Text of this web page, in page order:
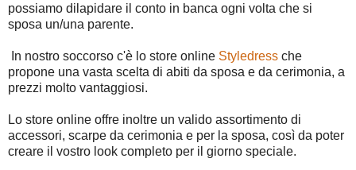
possiamo dilapidare il conto in banca ogni volta che si
sposa un/una parente.
In nostro soccorso c'è lo store online Styledress che
propone una vasta scelta di abiti da sposa e da cerimonia, a
prezzi molto vantaggiosi.
Lo store online offre inoltre un valido assortimento di
accessori, scarpe da cerimonia e per la sposa, così da poter
creare il vostro look completo per il giorno speciale.